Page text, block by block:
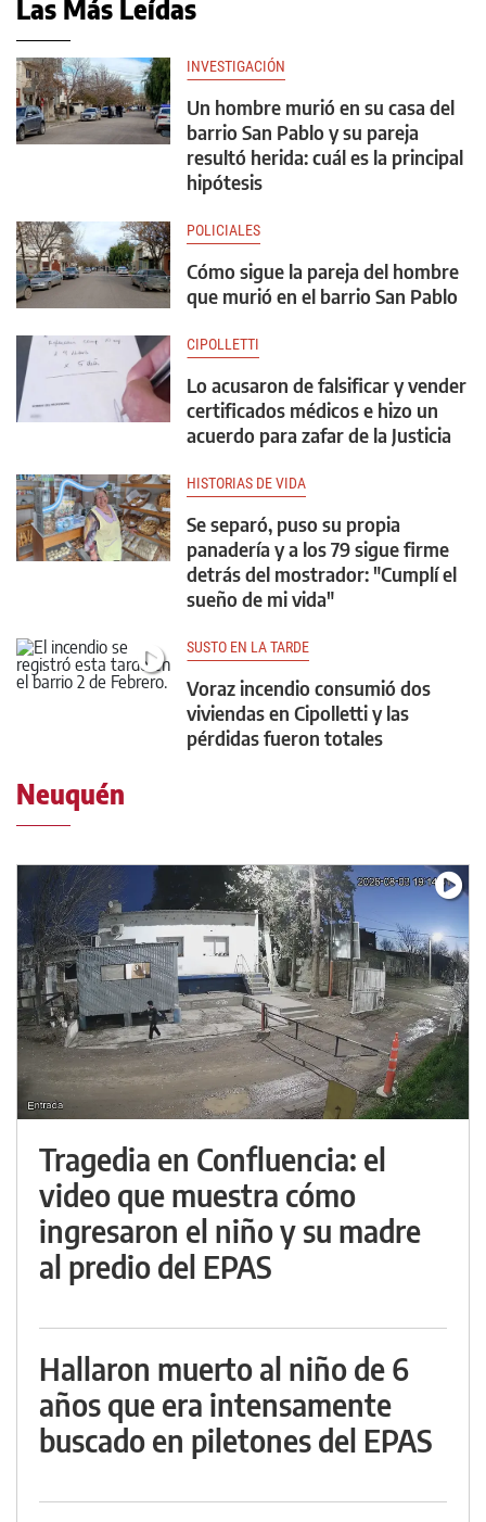
Las Más Leídas
INVESTIGACIÓN
Un hombre murió en su casa del
barrio San Pablo y su pareja
resultó herida: cuál es la principal
hipótesis
POLICIALES
Cómo sigue la pareja del hombre
que murió en el barrio San Pablo
CIPOLLETTI
Lo acusaron de falsificar y vender
certificados médicos e hizo un
acuerdo para zafar de la Justicia
HISTORIAS DE VIDA
Se separó, puso su propia
panadería y a los 79 sigue firme
detrás del mostrador: "Cumplí el
sueño de mi vida"
SUSTO EN LA TARDE
Voraz incendio consumió dos
viviendas en Cipolletti y las
pérdidas fueron totales
Neuquén
Tragedia en Confluencia: el
video que muestra cómo
ingresaron el niño y su madre
al predio del EPAS
Hallaron muerto al niño de 6
años que era intensamente
buscado en piletones del EPAS